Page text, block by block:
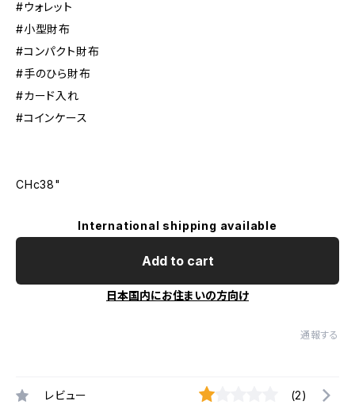
#ウォレット
#小型財布
#コンパクト財布
#手のひら財布
#カード入れ
#コインケース
CHc38"
International shipping available
Add to cart
日本国内にお住まいの方向け
通報する
レビュー (2)